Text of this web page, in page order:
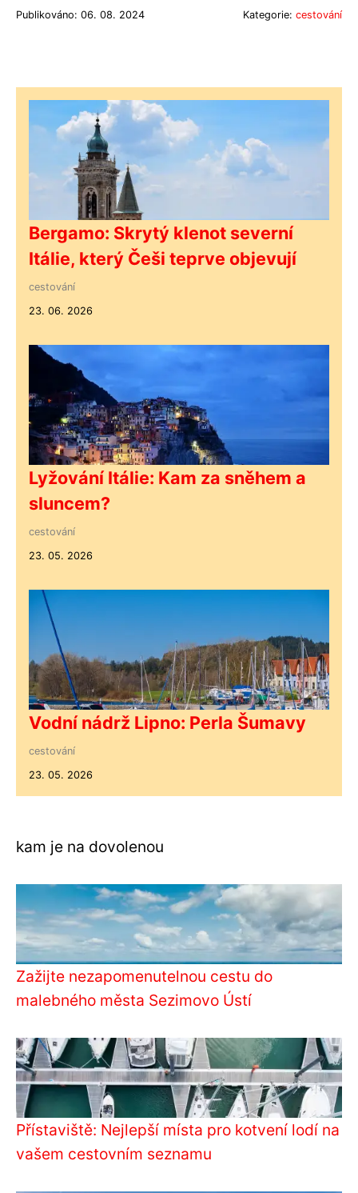
Publikováno: 06. 08. 2024 Kategorie: cestování
Bergamo: Skrytý klenot severní
Itálie, který Češi teprve objevují
cestování
23. 06. 2026
Lyžování Itálie: Kam za sněhem a
sluncem?
cestování
23. 05. 2026
Vodní nádrž Lipno: Perla Šumavy
cestování
23. 05. 2026
kam je na dovolenou
Zažijte nezapomenutelnou cestu do
malebného města Sezimovo Ústí
Přístaviště: Nejlepší místa pro kotvení lodí na
vašem cestovním seznamu